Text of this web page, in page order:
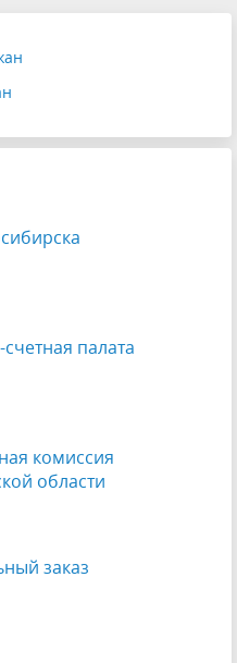
палата
комиссия
области
заказ